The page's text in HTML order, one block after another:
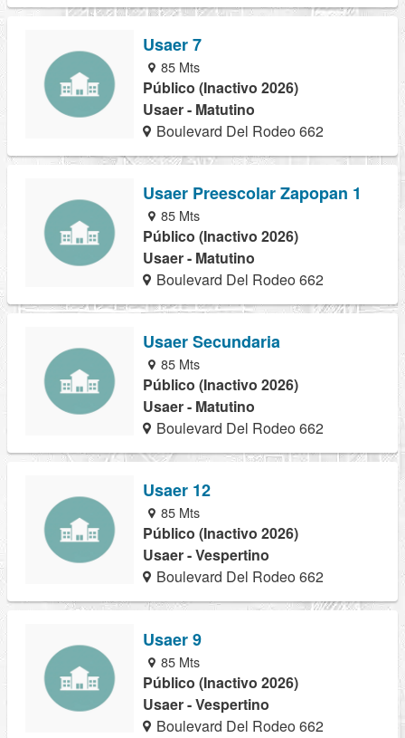
Usaer 7
85 Mts
Público (Inactivo 2026)
Usaer - Matutino
Boulevard Del Rodeo 662
Usaer Preescolar Zapopan 1
85 Mts
Público (Inactivo 2026)
Usaer - Matutino
Boulevard Del Rodeo 662
Usaer Secundaria
85 Mts
Público (Inactivo 2026)
Usaer - Matutino
Boulevard Del Rodeo 662
Usaer 12
85 Mts
Público (Inactivo 2026)
Usaer - Vespertino
Boulevard Del Rodeo 662
Usaer 9
85 Mts
Público (Inactivo 2026)
Usaer - Vespertino
Boulevard Del Rodeo 662